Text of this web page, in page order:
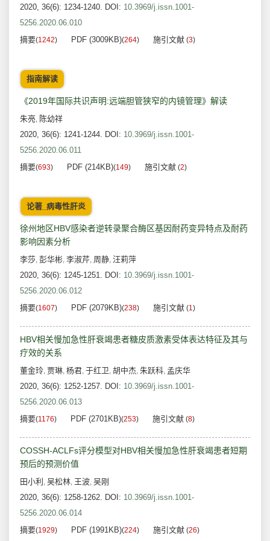
2020, 36(6): 1234-1240. DOI: 10.3969/j.issn.1001-
5256.2020.06.010
摘要(1242) PDF (3009KB)(264) 施引文献 (3)
指南解读
《2019年国际共识声明:远端胆管狭窄的内镜管理》解读
朱亮, 陈幼祥
2020, 36(6): 1241-1244. DOI: 10.3969/j.issn.1001-
5256.2020.06.011
摘要(693) PDF (214KB)(149) 施引文献 (2)
论著_病毒性肝炎
徐州地区HBV感染者逆转录聚合酶区基因耐药变异特点及耐药
影响因素分析
李莎, 彭华彬, 李淑芹, 周静, 汪莉萍
2020, 36(6): 1245-1251. DOI: 10.3969/j.issn.1001-
5256.2020.06.012
摘要(1607) PDF (2079KB)(238) 施引文献 (1)
HBV相关慢加急性肝衰竭患者糖皮质激素受体表达特征及其与
疗效的关系
董金玲, 贾琳, 杨君, 于红卫, 胡中杰, 朱跃科, 孟庆华
2020, 36(6): 1252-1257. DOI: 10.3969/j.issn.1001-
5256.2020.06.013
摘要(1176) PDF (2701KB)(253) 施引文献 (8)
COSSH-ACLFs评分模型对HBV相关慢加急性肝衰竭患者短期
预后的预测价值
田小利 , 吴松林, 王波, 吴刚
2020, 36(6): 1258-1262. DOI: 10.3969/j.issn.1001-
5256.2020.06.014
摘要(1929) PDF (1991KB)(224) 施引文献 (26)